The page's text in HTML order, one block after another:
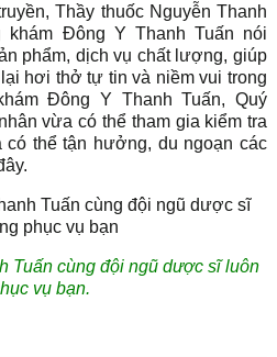
Thầy thuốc Nguyễn Thanh
khám Đông Y Thanh Tuấn nói
phẩm, dịch vụ chất lượng, giúp
hơi thở tự tin và niềm vui trong
Đông Y Thanh Tuấn, Quý
vừa có thể tham gia kiểm tra
thể tận hưởng, du ngoạn các
Tuấn cùng đội ngũ dược sĩ luôn
vụ bạn.